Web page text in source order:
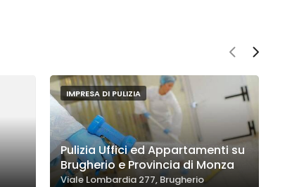
IMPRESA DI PULIZIA
Pulizia Uffici ed Appartamenti su
Brugherio e Provincia di Monza
Viale Lombardia 277, Brugherio